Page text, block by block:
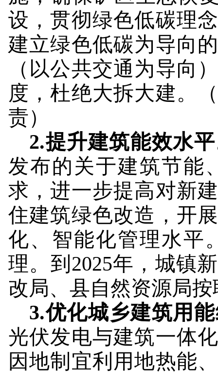
设，贯彻绿色低碳理
建立绿色低碳为导向
（以公共交通为导向
度，杜绝大拆大建。
责）
2.提升建筑能效水
发布的关于建筑节能
求，进一步提高对新
住建筑绿色改造，开
化、智能化管理水平
理。到 2025年，城镇
改局、县自然资源局
3.优化城乡建筑用
光伏发电与建筑一体
因地制宜利用地热能